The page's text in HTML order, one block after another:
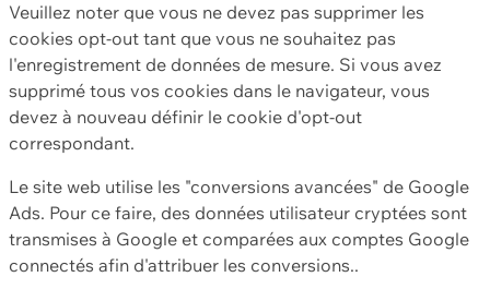
Veuillez noter que vous ne devez pas supprimer les
cookies opt-out tant que vous ne souhaitez pas
l'enregistrement de données de mesure. Si vous avez
supprimé tous vos cookies dans le navigateur, vous
devez à nouveau définir le cookie d'opt-out
correspondant.
Le site web utilise les "conversions avancées" de Google
Ads. Pour ce faire, des données utilisateur cryptées sont
transmises à Google et comparées aux comptes Google
connectés afin d'attribuer les conversions..